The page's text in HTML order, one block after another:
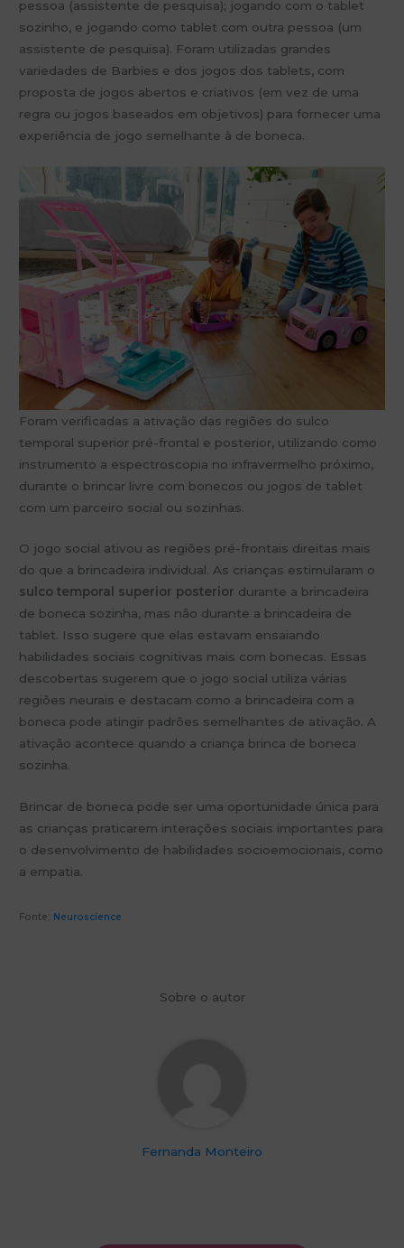
pessoa (assistente de pesquisa); jogando com o tablet
sozinho, e jogando como tablet com outra pessoa (um
assistente de pesquisa). Foram utilizadas grandes
variedades de Barbies e dos jogos dos tablets, com
proposta de jogos abertos e criativos (em vez de uma
regra ou jogos baseados em objetivos) para fornecer uma
experiência de jogo semelhante à de boneca.
Foram verificadas a ativação das regiões do sulco
temporal superior pré-frontal e posterior, utilizando como
instrumento a espectroscopia no infravermelho próximo,
durante o brincar livre com bonecos ou jogos de tablet
com um parceiro social ou sozinhas.
O jogo social ativou as regiões pré-frontais direitas mais
do que a brincadeira individual. As crianças estimularam o
sulco temporal superior posterior durante a brincadeira
de boneca sozinha, mas não durante a brincadeira de
tablet. Isso sugere que elas estavam ensaiando
habilidades sociais cognitivas mais com bonecas. Essas
descobertas sugerem que o jogo social utiliza várias
regiões neurais e destacam como a brincadeira com a
boneca pode atingir padrões semelhantes de ativação. A
ativação acontece quando a criança brinca de boneca
sozinha.
Brincar de boneca pode ser uma oportunidade única para
as crianças praticarem interações sociais importantes para
o desenvolvimento de habilidades socioemocionais, como
a empatia.
Fonte: Neuroscience
Sobre o autor
Fernanda Monteiro